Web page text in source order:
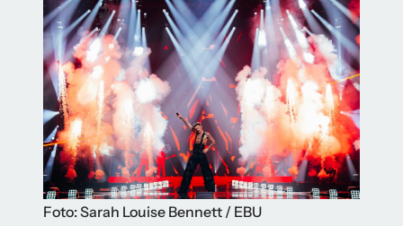
Foto: Sarah Louise Bennett / EBU